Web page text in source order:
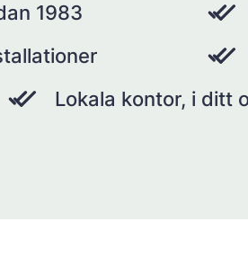
1983
Lokala kontor, i ditt